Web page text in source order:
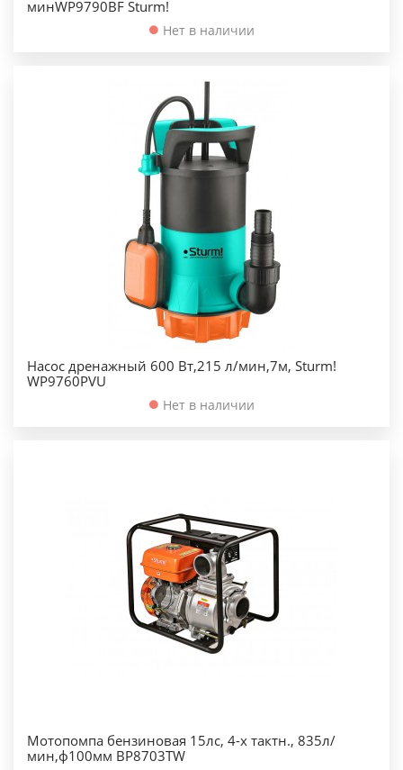
минWP9790BF Sturm!
Нет в наличии
Насос дренажный 600 Вт,215 л/мин,7м, Sturm!
WP9760PVU
Нет в наличии
Мотопомпа бензиновая 15лс, 4-х тактн., 835л/
мин,ф100мм BP8703TW